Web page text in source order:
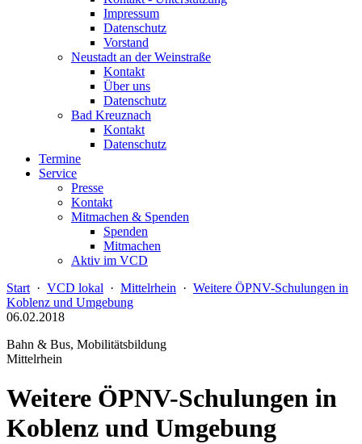
Impressum
Datenschutz
Vorstand
Neustadt an der Weinstraße
Kontakt
Über uns
Datenschutz
Bad Kreuznach
Kontakt
Datenschutz
Termine
Service
Presse
Kontakt
Mitmachen & Spenden
Spenden
Mitmachen
Aktiv im VCD
Start · VCD lokal · Mittelrhein · Weitere ÖPNV-Schulungen in
Koblenz und Umgebung
06.02.2018
Bahn & Bus, Mobilitätsbildung
Mittelrhein
Weitere ÖPNV-Schulungen in
Koblenz und Umgebung